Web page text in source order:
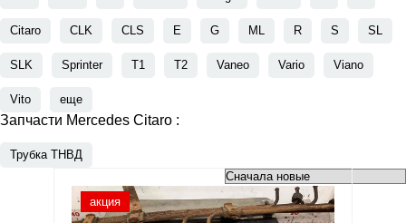
Citaro CLK CLS E G ML R S SL
SLK Sprinter T1 T2 Vaneo Vario Viano
Vito еще
Запчасти Mercedes Citaro :
Трубка ТНВД
акция